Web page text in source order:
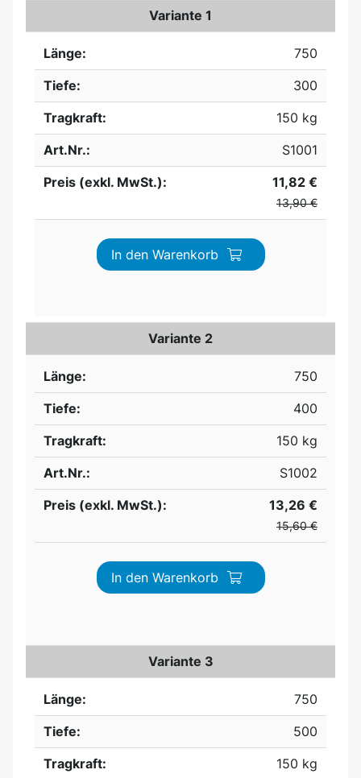
Variante 1
Länge:
750
Tiefe:
300
Tragkraft:
150 kg
Art.Nr.:
S1001
Preis (exkl. MwSt.):
11,82 €
13,90 €
In den Warenkorb
Variante 2
Länge:
750
Tiefe:
400
Tragkraft:
150 kg
Art.Nr.:
S1002
Preis (exkl. MwSt.):
13,26 €
15,60 €
In den Warenkorb
Variante 3
Länge:
750
Tiefe:
500
Tragkraft:
150 kg